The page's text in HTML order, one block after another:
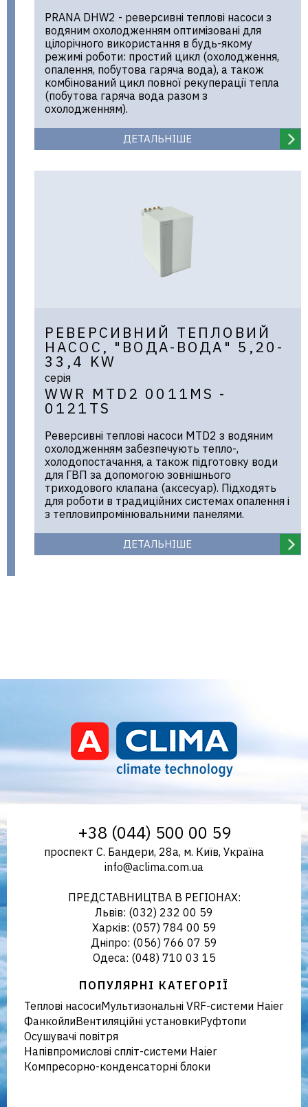
PRANA DНW2 - реверсивні теплові насоси з
водяним охолодженням оптимізовані для
цілорічного використання в будь-якому
режимі роботи: простий цикл (охолодження,
опалення, побутова гаряча вода), а також
комбінований цикл повної рекуперації тепла
(побутова гаряча вода разом з
охолодженням).
ДЕТАЛЬНІШЕ
РЕВЕРСИВНИЙ ТЕПЛОВИЙ
НАСОС, "ВОДА-ВОДА" 5,20-
33,4 KW
серія
WWR MTD2 0011MS -
0121TS
Реверсивні теплові насоси MTD2 з водяним
охолодженням забезпечують тепло-,
холодопостачання, а також підготовку води
для ГВП за допомогою зовнішнього
триходового клапана (аксесуар). Підходять
для роботи в традиційних системах опалення і
з тепловипромінювальними панелями.
ДЕТАЛЬНІШЕ
Україні
+38 (044) 500 00 59
проспект С. Бандери, 28а, м. Київ, Україна
info@aclima.com.ua
ПРЕДСТАВНИЦТВА В РЕГІОНАХ:
Львів: (032) 232 00 59
Харків: (057) 784 00 59
Дніпро: (056) 766 07 59
Одеса: (048) 710 03 15
ПОПУЛЯРНІ КАТЕГОРІЇ
Теплові насосиМультизональні VRF-системи Haier
ФанкойлиВентиляційні установкиРуфтопи
Осушувачі повітря
Напівпромислові спліт-системи Haier
Компресорно-конденсаторні блоки